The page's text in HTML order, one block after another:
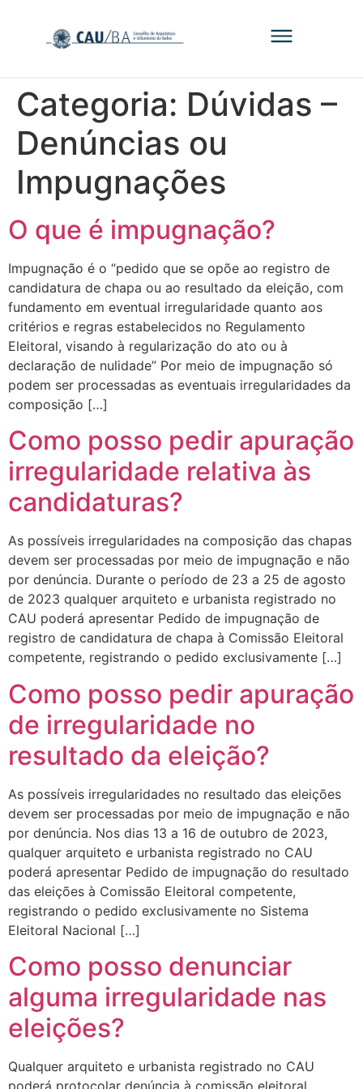
Categoria: Dúvidas –
Denúncias ou
Impugnações
O que é impugnação?
Impugnação é o “pedido que se opõe ao registro de
candidatura de chapa ou ao resultado da eleição, com
fundamento em eventual irregularidade quanto aos
critérios e regras estabelecidos no Regulamento
Eleitoral, visando à regularização do ato ou à
declaração de nulidade” Por meio de impugnação só
podem ser processadas as eventuais irregularidades da
composição […]
Como posso pedir apuração
irregularidade relativa às
candidaturas?
As possíveis irregularidades na composição das chapas
devem ser processadas por meio de impugnação e não
por denúncia. Durante o período de 23 a 25 de agosto
de 2023 qualquer arquiteto e urbanista registrado no
CAU poderá apresentar Pedido de impugnação de
registro de candidatura de chapa à Comissão Eleitoral
competente, registrando o pedido exclusivamente […]
Como posso pedir apuração
de irregularidade no
resultado da eleição?
As possíveis irregularidades no resultado das eleições
devem ser processadas por meio de impugnação e não
por denúncia. Nos dias 13 a 16 de outubro de 2023,
qualquer arquiteto e urbanista registrado no CAU
poderá apresentar Pedido de impugnação do resultado
das eleições à Comissão Eleitoral competente,
registrando o pedido exclusivamente no Sistema
Eleitoral Nacional […]
Como posso denunciar
alguma irregularidade nas
eleições?
Qualquer arquiteto e urbanista registrado no CAU